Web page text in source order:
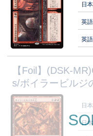
日
英
英
【Foil】(DSK-
s/ボイラービルジ
日
日